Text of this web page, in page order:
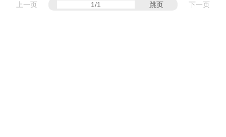
上一页 跳页 下一页